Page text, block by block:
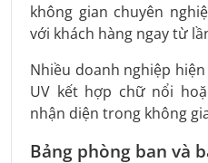
không gian chuyên
với khách hàng ngay từ
Nhiều doanh nghiệp
UV kết hợp chữ nổi
nhận diện trong không
Bảng phòng ban và